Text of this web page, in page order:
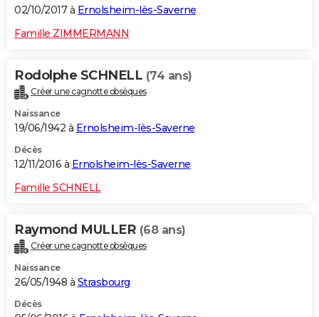
02/10/2017 à Ernolsheim-lès-Saverne
Famille ZIMMERMANN
Rodolphe SCHNELL (74 ans)
Créer une cagnotte obsèques
Naissance
19/06/1942 à Ernolsheim-lès-Saverne
Décès
12/11/2016 à Ernolsheim-lès-Saverne
Famille SCHNELL
Raymond MULLER (68 ans)
Créer une cagnotte obsèques
Naissance
26/05/1948 à Strasbourg
Décès